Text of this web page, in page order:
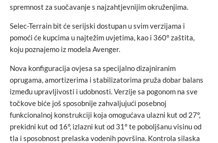
spremnost za suočavanje s najzahtjevnijim okruženjima.
Selec-Terrain bit će serijski dostupan u svim verzijama i
pomoći će kupcima u najtežim uvjetima, kao i 360° zaštita,
koju poznajemo iz modela Avenger.
Nova konfiguracija ovjesa sa specijalno dizajniranim
oprugama, amortizerima i stabilizatorima pruža dobar balans
između upravljivosti i udobnosti. Verzije sa pogonom na sve
točkove biće još sposobnije zahvaljujući posebnoj
funkcionalnoj konstrukciji koja omogućava ulazni kut od 27°,
prekidni kut od 16°, izlazni kut od 31° te poboljšanu visinu od
tla i sposobnost prelaska vodenih površina. Kontrola silaska